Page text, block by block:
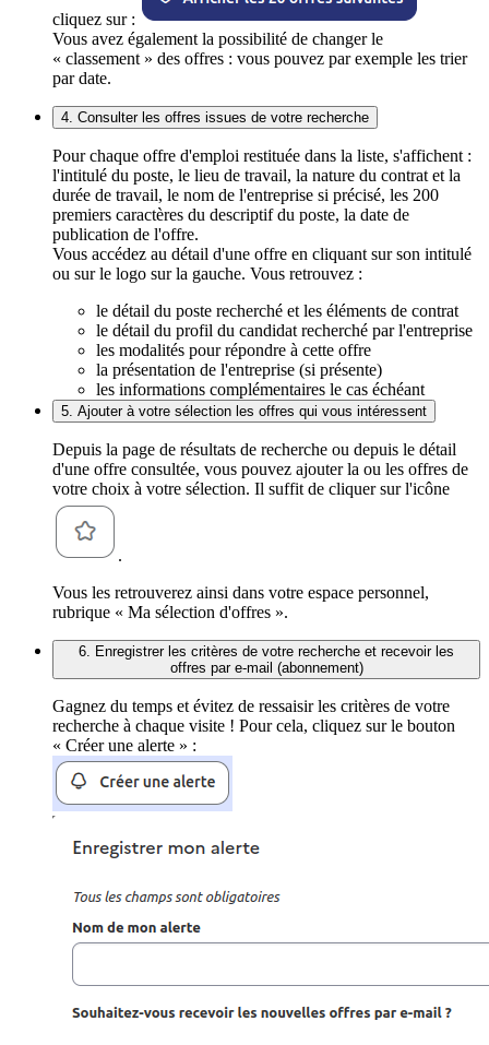
cliquez sur :
Vous avez également la possibilité de changer le
« classement » des offres : vous pouvez par exemple les trier
par date.
4. Consulter les offres issues de votre recherche
Pour chaque offre d'emploi restituée dans la liste, s'affichent :
l'intitulé du poste, le lieu de travail, la nature du contrat et la
durée de travail, le nom de l'entreprise si précisé, les 200
premiers caractères du descriptif du poste, la date de
publication de l'offre.
Vous accédez au détail d'une offre en cliquant sur son intitulé
ou sur le logo sur la gauche. Vous retrouvez :
le détail du poste recherché et les éléments de contrat
le détail du profil du candidat recherché par l'entreprise
les modalités pour répondre à cette offre
la présentation de l'entreprise (si présente)
les informations complémentaires le cas échéant
5. Ajouter à votre sélection les offres qui vous intéressent
Depuis la page de résultats de recherche ou depuis le détail
d'une offre consultée, vous pouvez ajouter la ou les offres de
votre choix à votre sélection. Il suffit de cliquer sur l'icône
.
Vous les retrouverez ainsi dans votre espace personnel,
rubrique « Ma sélection d'offres ».
6. Enregistrer les critères de votre recherche et recevoir les
offres par e-mail (abonnement)
Gagnez du temps et évitez de ressaisir les critères de votre
recherche à chaque visite ! Pour cela, cliquez sur le bouton
« Créer une alerte » :